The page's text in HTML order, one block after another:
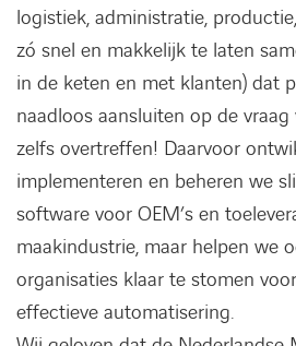
logistiek, administratie,
zó snel en makkelijk te laten
in de keten en met klanten) dat
naadloos aansluiten op de
zelfs overtreffen! Daarvoor
implementeren en beheren we
software voor OEM’s en
maakindustrie, maar helpen we
organisaties klaar te stomen
effectieve automatisering.